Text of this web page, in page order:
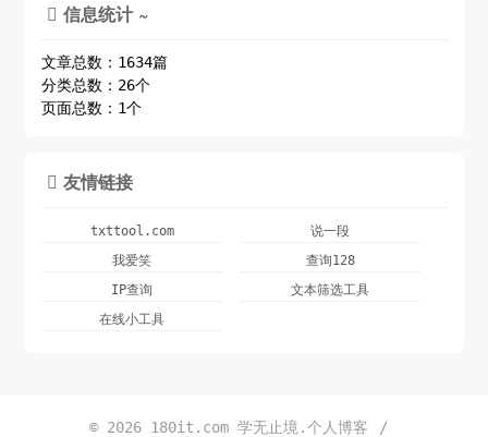
 信息统计 ~
文章总数：1634篇
分类总数：26个
页面总数：1个
 友情链接
txttool.com
说一段
我爱笑
查询128
IP查询
文本筛选工具
在线小工具
© 2026 180it.com 学无止境.个人博客 /